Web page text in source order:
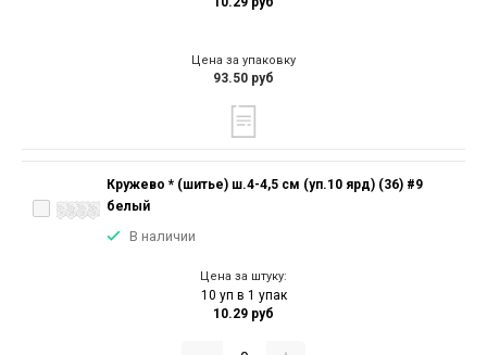
Цена за упаковку
93.50 руб
Кружево * (шитье) ш.4-4,5 см (уп.10 ярд) (36) #9
белый
В наличии
Цена за штуку:
10 уп в 1 упак
10.29 руб